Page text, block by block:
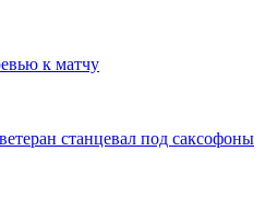
к матчу
станцевал под саксофоны